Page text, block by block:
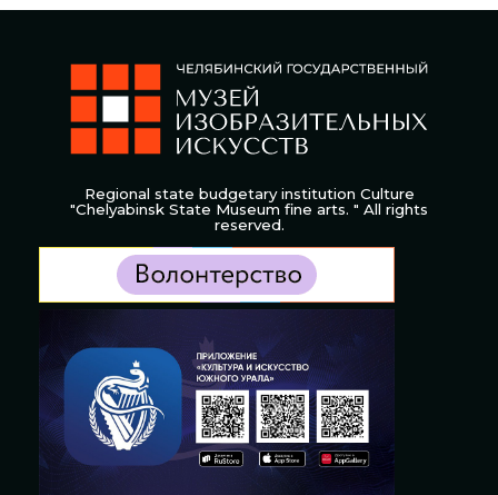
Regional state budgetary institution Culture
"Chelyabinsk State Museum fine arts. " All rights
reserved.